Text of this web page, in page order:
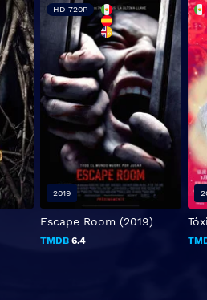
Escape Room (2019)
TMDB6.4
HD 720P
2019